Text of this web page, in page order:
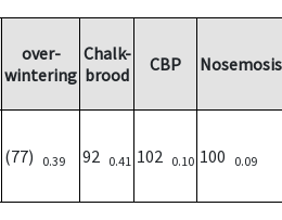
over-
wintering
Chalk-
brood
CBP Nosemosis
(77) 0.39 92 0.41 102 0.10 100 0.09